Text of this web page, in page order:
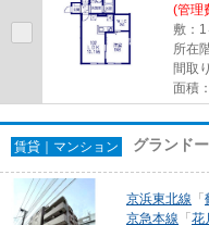
(管理
敷：
所在
間取
面積
賃貸｜マンション グランド
京浜東北線 「
京急本線 「 花